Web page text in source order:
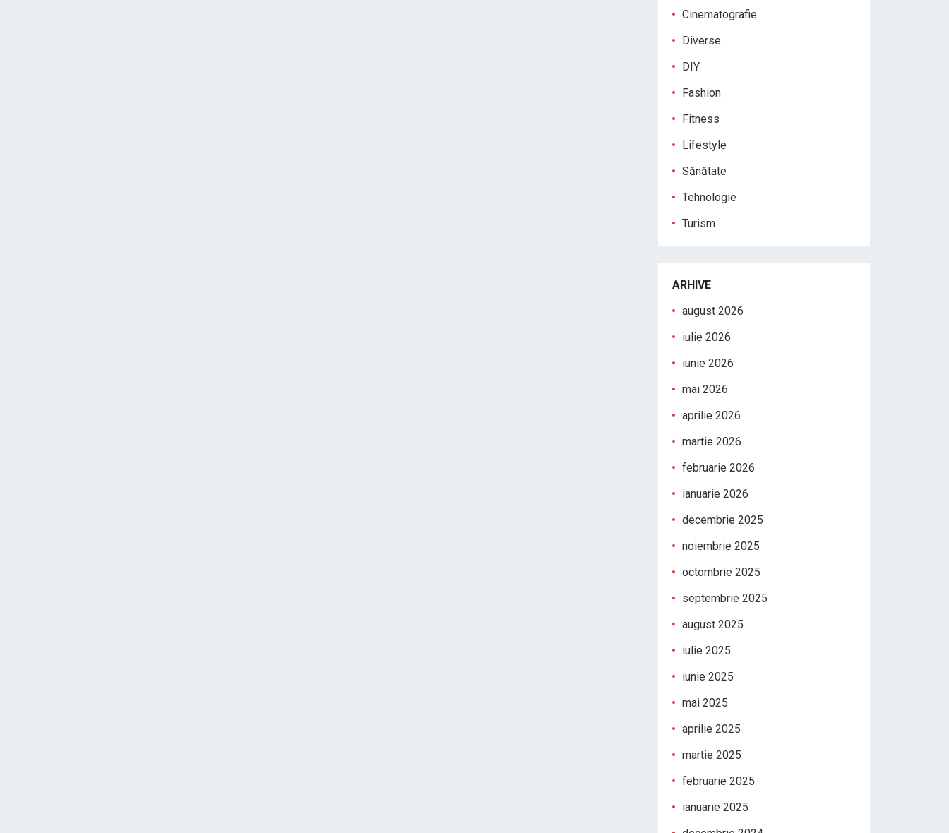
Cinematografie
Diverse
DIY
Fashion
Fitness
Lifestyle
Sănătate
Tehnologie
Turism
ARHIVE
august 2026
iulie 2026
iunie 2026
mai 2026
aprilie 2026
martie 2026
februarie 2026
ianuarie 2026
decembrie 2025
noiembrie 2025
octombrie 2025
septembrie 2025
august 2025
iulie 2025
iunie 2025
mai 2025
aprilie 2025
martie 2025
februarie 2025
ianuarie 2025